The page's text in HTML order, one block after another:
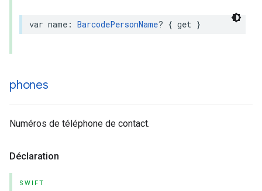
var name : BarcodePersonName? { get }
phones
Numéros de téléphone de contact.
Déclaration
SWIFT